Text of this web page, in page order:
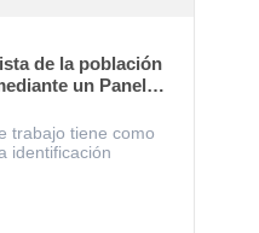
de la población
un Panel
trabajo tiene como
identificación